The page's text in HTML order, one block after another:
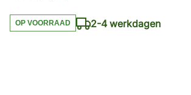
OP VOORRAAD 2-4 werkdagen